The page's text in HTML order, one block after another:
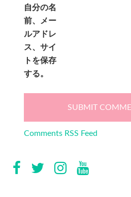
自分の名
前、メー
ルアドレ
ス、サイ
トを保存
する。
Comments RSS Feed